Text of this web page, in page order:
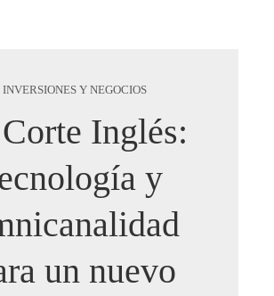
INVERSIONES Y NEGOCIOS
Inglés:
y
un nuevo